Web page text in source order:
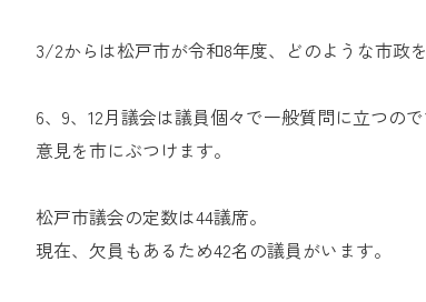
3/2からは松戸市が令和8年度、どのような市政
6、9、12月議会は議員個々で一般質問に立つの
意見を市にぶつけます。
松戸市議会の定数は44議席。
現在、欠員もあるため42名の議員がいます。